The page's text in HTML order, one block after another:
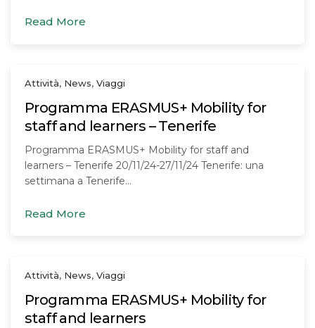
Read More
Attività, News, Viaggi
Programma ERASMUS+ Mobility for
staff and learners – Tenerife
Programma ERASMUS+ Mobility for staff and
learners – Tenerife 20/11/24-27/11/24 Tenerife: una
settimana a Tenerife…
Read More
Attività, News, Viaggi
Programma ERASMUS+ Mobility for
staff and learners